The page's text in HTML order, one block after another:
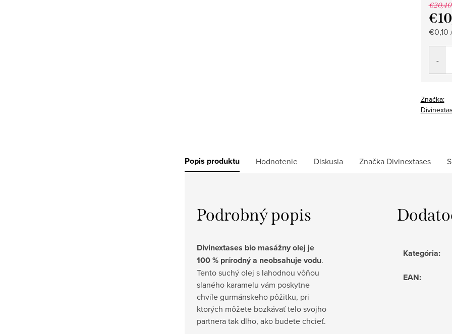
€20,40
cena:
€0,10
Značka:
Popis produktu Hodnotenie Diskusia Značka Divinextases
Podrobný popis
Divinextases bio masážny olej je
100 % prírodný a neobsahuje vodu.
Tento suchý olej s lahodnou vôňou
slaného karamelu vám poskytne
chvíle gurmánskeho pôžitku, pri
ktorých môžete bozkávať telo svojho
partnera tak dlho, ako budete chcieť.
Kategória:
EAN: